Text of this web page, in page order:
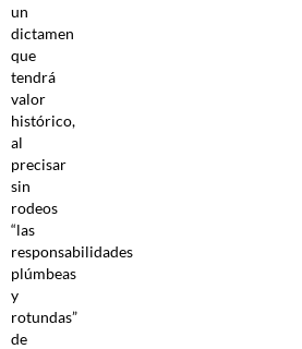
un
dictamen
que
tendrá
valor
histórico,
al
precisar
sin
rodeos
“las
responsabilidades
plúmbeas
y
rotundas”
de